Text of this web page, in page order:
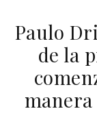
Paulo
de la